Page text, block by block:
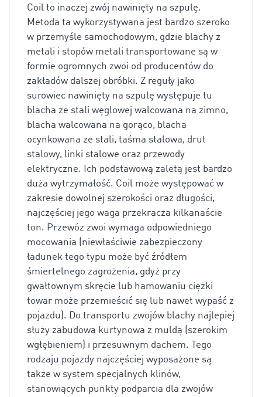
Coil to inaczej zwój nawinięty na szpulę.
Metoda ta wykorzystywana jest bardzo szeroko
w przemyśle samochodowym, gdzie blachy z
metali i stopów metali transportowane są w
formie ogromnych zwoi od producentów do
zakładów dalszej obróbki. Z reguły jako
surowiec nawinięty na szpulę występuje tu
blacha ze stali węglowej walcowana na zimno,
blacha walcowana na gorąco, blacha
ocynkowana ze stali, taśma stalowa, drut
stalowy, linki stalowe oraz przewody
elektryczne. Ich podstawową zaletą jest bardzo
duża wytrzymałość. Coil może występować w
zakresie dowolnej szerokości oraz długości,
najczęściej jego waga przekracza kilkanaście
ton. Przewóz zwoi wymaga odpowiedniego
mocowania (niewłaściwie zabezpieczony
ładunek tego typu może być źródłem
śmiertelnego zagrożenia, gdyż przy
gwałtownym skręcie lub hamowaniu ciężki
towar może przemieścić się lub nawet wypaść z
pojazdu). Do transportu zwojów blachy najlepiej
służy zabudowa kurtynowa z muldą (szerokim
wgłębieniem) i przesuwnym dachem. Tego
rodzaju pojazdy najczęściej wyposażone są
także w system specjalnych klinów,
stanowiących punkty podparcia dla zwojów